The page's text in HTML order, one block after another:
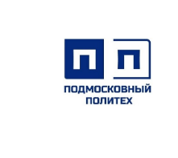
содержимому